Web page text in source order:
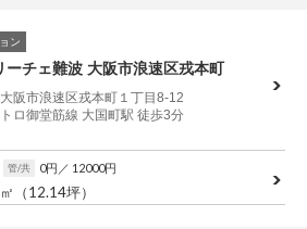
ン
ーチェ難波 大阪市浪速区戎本町
阪市浪速区戎本町１丁目8-12
ロ御堂筋線 大国町駅 徒歩3分
管/共 0円 ／ 12000円
（12.14坪）